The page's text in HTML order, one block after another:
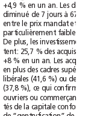
+4,9% en un Les
diminué de 7 jours à
67
entre le prix mandat et
particulièrement
De plus, les
tent:
25,7% des
+8% en un
Les
en
plus des
cadres
libérales
(41,6%) ou
(37,8%), ce qui
ouvriers ou
tés
de la
capitale